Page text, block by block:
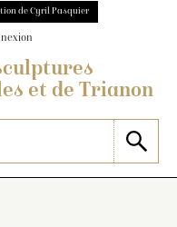
de Cyril Pasquier
et de Trianon